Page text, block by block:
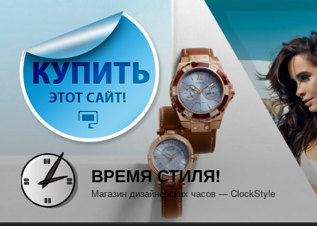
содержимому
ВРЕМЯ СТИЛЯ!
Магазин дизайнерских часов — ClockStyle